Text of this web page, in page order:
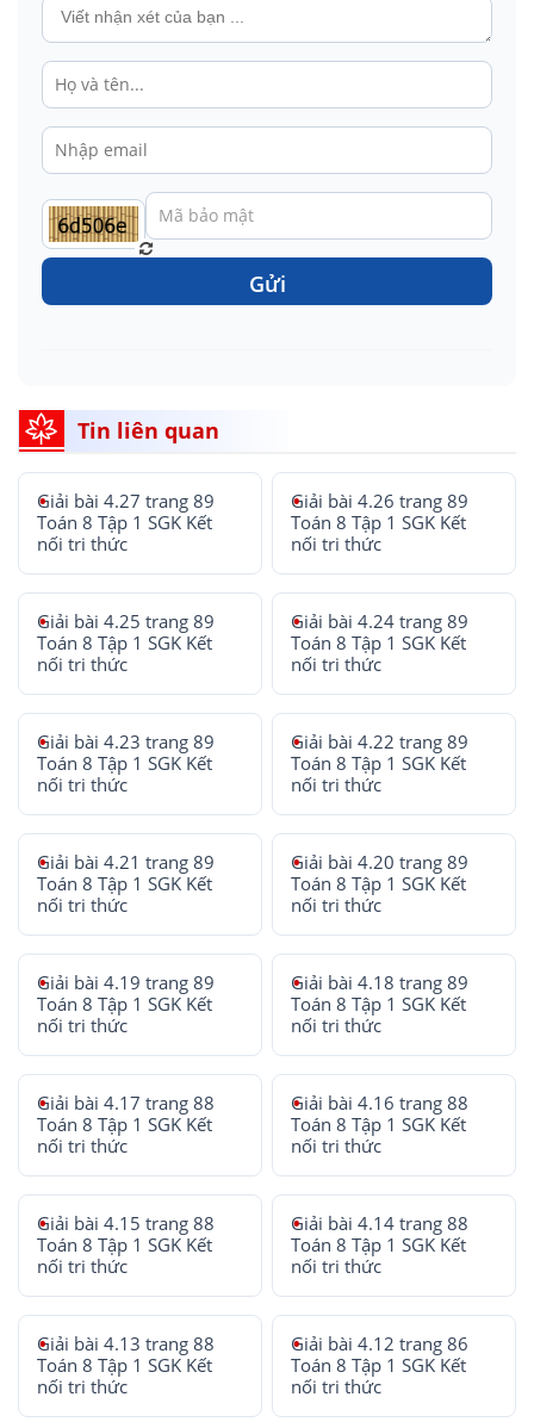
Gửi
Tin liên quan
Giải bài 4.27 trang 89
Toán 8 Tập 1 SGK Kết
nối tri thức
Giải bài 4.26 trang 89
Toán 8 Tập 1 SGK Kết
nối tri thức
Giải bài 4.25 trang 89
Toán 8 Tập 1 SGK Kết
nối tri thức
Giải bài 4.24 trang 89
Toán 8 Tập 1 SGK Kết
nối tri thức
Giải bài 4.23 trang 89
Toán 8 Tập 1 SGK Kết
nối tri thức
Giải bài 4.22 trang 89
Toán 8 Tập 1 SGK Kết
nối tri thức
Giải bài 4.21 trang 89
Toán 8 Tập 1 SGK Kết
nối tri thức
Giải bài 4.20 trang 89
Toán 8 Tập 1 SGK Kết
nối tri thức
Giải bài 4.19 trang 89
Toán 8 Tập 1 SGK Kết
nối tri thức
Giải bài 4.18 trang 89
Toán 8 Tập 1 SGK Kết
nối tri thức
Giải bài 4.17 trang 88
Toán 8 Tập 1 SGK Kết
nối tri thức
Giải bài 4.16 trang 88
Toán 8 Tập 1 SGK Kết
nối tri thức
Giải bài 4.15 trang 88
Toán 8 Tập 1 SGK Kết
nối tri thức
Giải bài 4.14 trang 88
Toán 8 Tập 1 SGK Kết
nối tri thức
Giải bài 4.13 trang 88
Toán 8 Tập 1 SGK Kết
nối tri thức
Giải bài 4.12 trang 86
Toán 8 Tập 1 SGK Kết
nối tri thức